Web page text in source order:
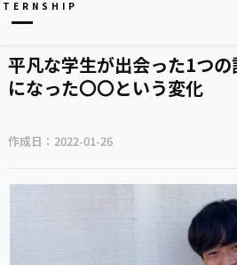
平凡な学生が出会った1つ
になった〇〇という変化
作成日： 2022-01-26